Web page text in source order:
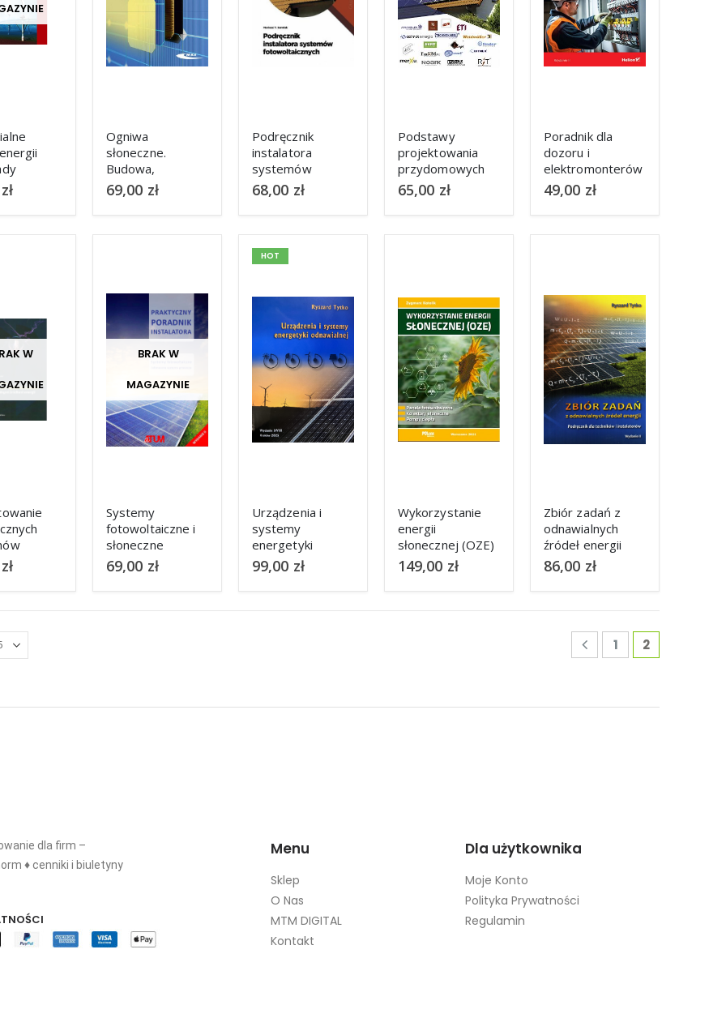
zł
Ogniwa
słoneczne.
Budowa,
technologia i
zastosowanie
69,00 zł
Podręcznik
instalatora
systemów
fotowoltaicznych
68,00 zł
Podstawy
projektowania
przydomowych
systemów
fotowoltaicznych
65,00 zł
Poradnik dla
dozoru i
elektromonterów
zdających
egzamin
kwalifikacyjny
URE Grupy G1
49,00 zł
W
zł
BRAK W
MAGAZYNIE
Systemy
fotowoltaiczne i
słoneczne
systemy
grzewcze.
Praktyczny
poradnik
69,00 zł
HOT
Urządzenia i
systemy
energetyki
odnawialnej 2025
r. R. Tytko
99,00 zł
Wykorzystanie
energii
słonecznej (OZE)
149,00 zł
Zbiór zadań z
odnawialnych
źródeł energii
86,00 zł
1 2
dla firm –
♦ cenniki i biuletyny
Menu
Sklep
O Nas
MTM DIGITAL
Kontakt
Dla użytkownika
Moje Konto
Polityka Prywatności
Regulamin